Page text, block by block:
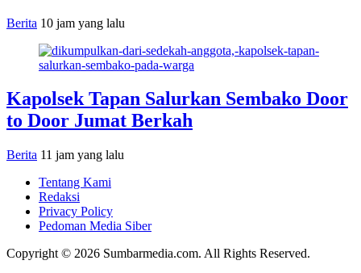
Berita 10 jam yang lalu
Kapolsek Tapan Salurkan Sembako Door
to Door Jumat Berkah
Berita 11 jam yang lalu
Tentang Kami
Redaksi
Privacy Policy
Pedoman Media Siber
Copyright © 2026 Sumbarmedia.com. All Rights Reserved.